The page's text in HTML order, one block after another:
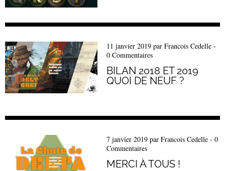
11 janvier 2019par Francois Cedelle -
0 Commentaires
BILAN 2018 ET 2019
QUOI DE NEUF ?
7 janvier 2019par Francois Cedelle - 0
Commentaires
MERCI À TOUS !